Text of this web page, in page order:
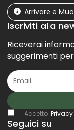
Arrivare e
Iscriviti alla
Riceverai
suggerimenti
Accetto
Seguici su